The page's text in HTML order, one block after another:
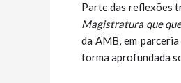
Parte das reflexões
Magistratura que
da AMB, em
forma aprofundada